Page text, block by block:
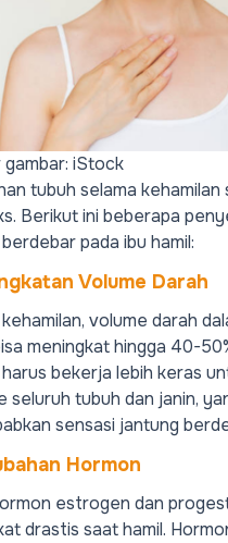
gambar: iStock
tubuh selama kehamilan
Berikut ini beberapa
pada ibu hamil:
Volume Darah
volume darah
meningkat hingga 40-
bekerja lebih keras
seluruh tubuh dan janin,
sensasi jantung
Hormon
estrogen dan
drastis saat hamil.